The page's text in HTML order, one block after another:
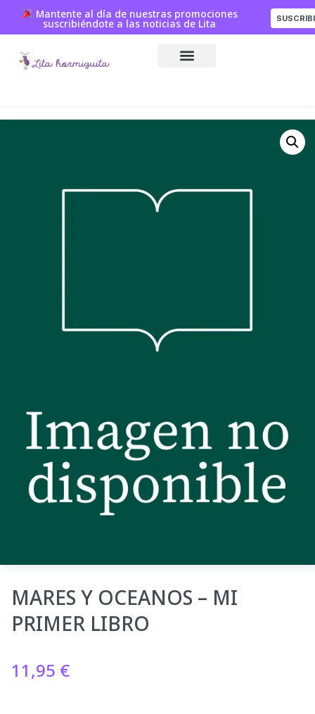
Mantente al día de nuestras promociones
suscribiéndote a las noticias de Lita
MARES Y OCEANOS – MI
PRIMER LIBRO
11,95 €